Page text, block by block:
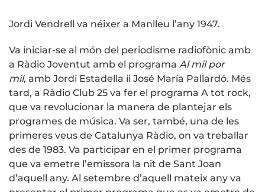
Jordi Vendrell va néixer a Manlleu l’any 1947.
Va iniciar-se al món del periodisme radiofònic amb
a Ràdio Joventut amb el programa Al mil por
mil, amb Jordi Estadella ii José María Pallardó. Més
tard, a Ràdio Club 25 va fer el programa A tot rock,
que va revolucionar la manera de plantejar els
programes de música. Va ser, també, una de les
primeres veus de Catalunya Ràdio, on va treballar
des de 1983. Va participar en el primer programa
que va emetre l’emissora la nit de Sant Joan
d’aquell any. Al setembre d’aquell mateix any va